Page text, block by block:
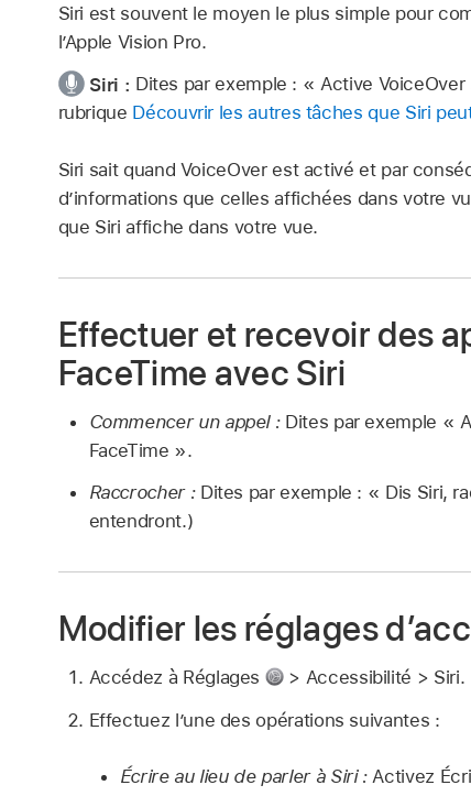
Siri est souvent le moyen le plus simple pour
l’Apple Vision Pro.
Siri : Dites par exemple : « Active VoiceOver
rubrique Découvrir les autres tâches que Siri
Siri sait quand VoiceOver est activé et par
d’informations que celles affichées dans votre
que Siri affiche dans votre vue.
Effectuer et recevoir des
FaceTime avec Siri
Commencer un appel : Dites par exemple «
FaceTime ».
Raccrocher : Dites par exemple : « Dis Siri,
entendront.)
Modifier les réglages
Accédez à Réglages
> Accessibilité > Siri.
Effectuez l’une des opérations suivantes :
Écrire au lieu de parler à Siri :Activez